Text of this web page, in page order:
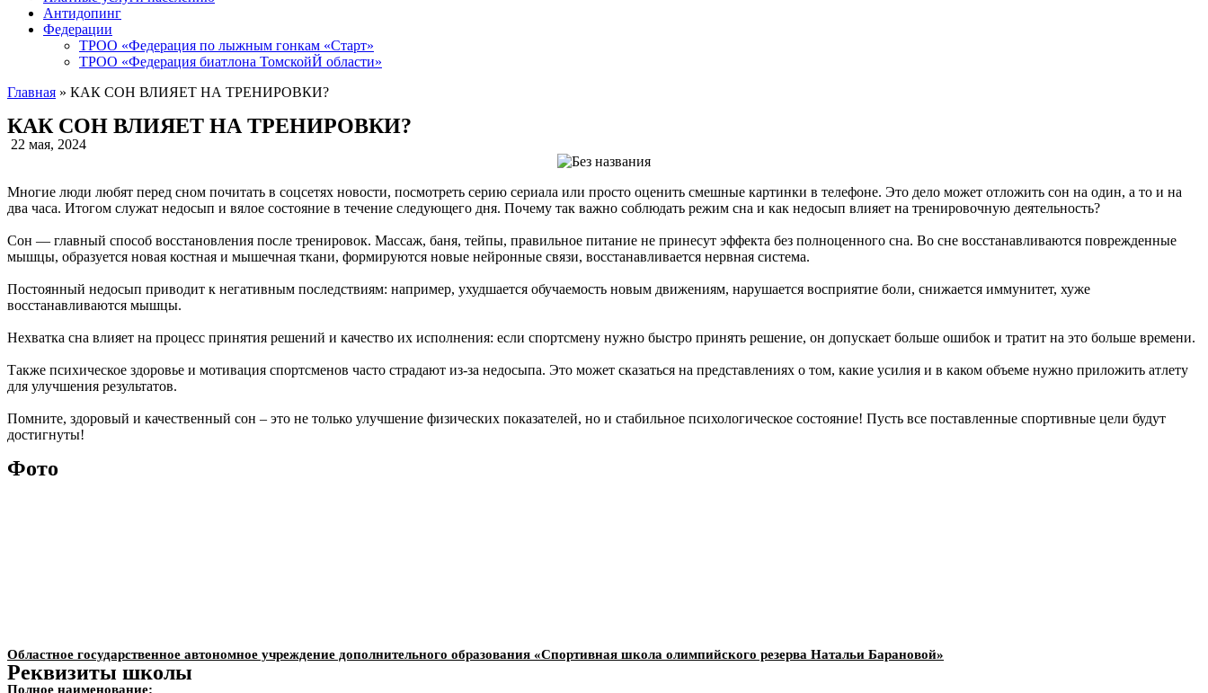
Антидопинг
Федерации
ТРОО «Федерация по лыжным гонкам «Старт»
ТРОО «Федерация биатлона ТомскойЙ области»
Главная » КАК СОН ВЛИЯЕТ НА ТРЕНИРОВКИ?
КАК СОН ВЛИЯЕТ НА ТРЕНИРОВКИ?
22 мая, 2024
Многие люди любят перед сном почитать в соцсетях новости, посмотреть серию сериала или просто оценить смешные картинки в телефоне. Это дело может отложить сон на один, а то и на
два часа. Итогом служат недосып и вялое состояние в течение следующего дня. Почему так важно соблюдать режим сна и как недосып влияет на тренировочную деятельность?
Сон — главный способ восстановления после тренировок. Массаж, баня, тейпы, правильное питание не принесут эффекта без полноценного сна. Во сне восстанавливаются поврежденные
мышцы, образуется новая костная и мышечная ткани, формируются новые нейронные связи, восстанавливается нервная система.
Постоянный недосып приводит к негативным последствиям: например, ухудшается обучаемость новым движениям, нарушается восприятие боли, снижается иммунитет, хуже
восстанавливаются мышцы.
Нехватка сна влияет на процесс принятия решений и качество их исполнения: если спортсмену нужно быстро принять решение, он допускает больше ошибок и тратит на это больше времени.
Также психическое здоровье и мотивация спортсменов часто страдают из-за недосыпа. Это может сказаться на представлениях о том, какие усилия и в каком объеме нужно приложить атлету
для улучшения результатов.
Помните, здоровый и качественный сон – это не только улучшение физических показателей, но и стабильное психологическое состояние! Пусть все поставленные спортивные цели будут
достигнуты!
Фото
Областное государственное автономное учреждение дополнительного образования «Спортивная школа олимпийского резерва Натальи Барановой»
Реквизиты школы
Полное наименование: